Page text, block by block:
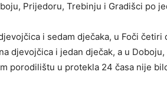
Prijedoru, Trebinju i Gradišci po
i sedam dječaka, u Foči
djevojčica i jedan dječak, a u
porodilištu u protekla 24 časa nije